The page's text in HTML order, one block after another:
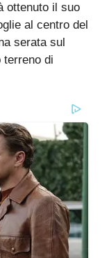
ottenuto il suo
al centro del
serata sul
terreno di